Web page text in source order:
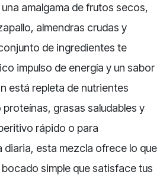
amalgama de frutos secos,
almendras crudas y
de ingredientes te
impulso de energía y un sabor
está repleta de nutrientes
grasas saludables y
rápido o para
diaria, esta mezcla ofrece lo que
simple que satisface tus